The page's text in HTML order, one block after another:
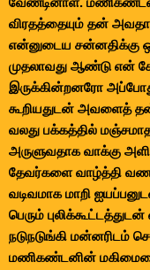
விரதத்தையும் தன்
என்னுடைய சன்னதிக்கு
முதலாவது ஆண்டு என்
இருக்கின்றனரோ
கூறியதுடன் அவளைத்
வலது பக்கத்தில்
அருளுவதாக வாக்கு
தேவர்களை வாழ்த்தி
வடிவமாக மாறி
பெரும்
நடுநடுங்கி மன்னரிடம்
மணிகண்டனின்